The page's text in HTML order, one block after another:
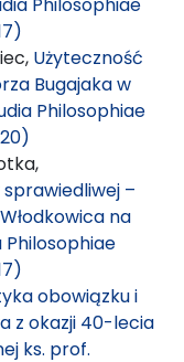
Użyteczność
Bugajaka w
Philosophiae
–
na
Philosophiae
obowiązku i
z okazji 40-lecia
ks. prof.